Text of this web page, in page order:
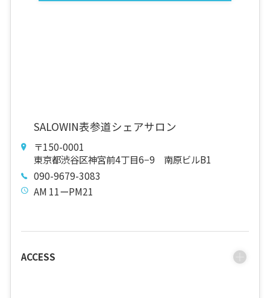
SALOWIN表参道シェアサロン
〒150-0001
東京都渋谷区神宮前4丁目6−9 南原ビルB1
090-9679-3083
AM 11ーPM21
ACCESS